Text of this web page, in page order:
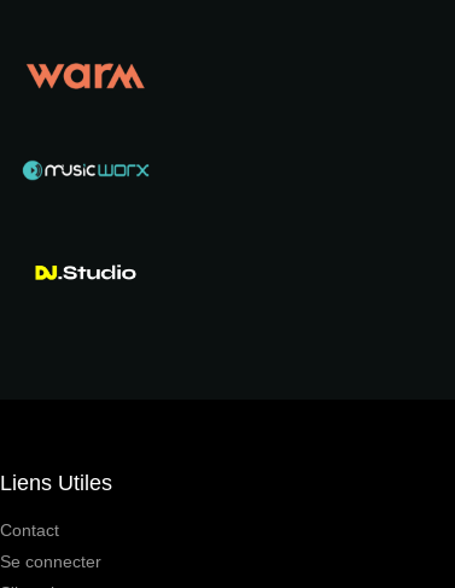
Liens Utiles
Contact
Se connecter